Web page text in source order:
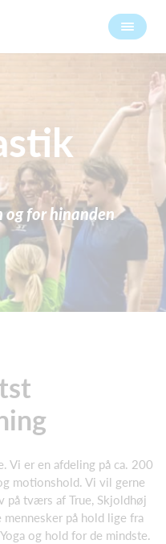
og for hinanden
Vi er en afdeling på ca. 200
motionshold. Vi vil gerne
på tværs af True, Skjoldhøj
på hold lige fra
og hold for de mindste.